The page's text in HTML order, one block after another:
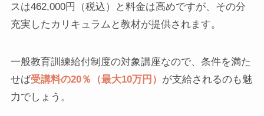
スは462,000円（税込）と料金は高めですが、その分
充実したカリキュラムと教材が提供されます。
一般教育訓練給付制度の対象講座なので、条件を満た
せば受講料の20％（最大10万円） が支給されるのも魅
力でしょう。